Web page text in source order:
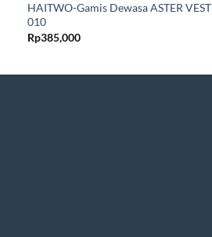
HAITWO-Gamis Dewasa ASTER VEST
010
Rp385,000